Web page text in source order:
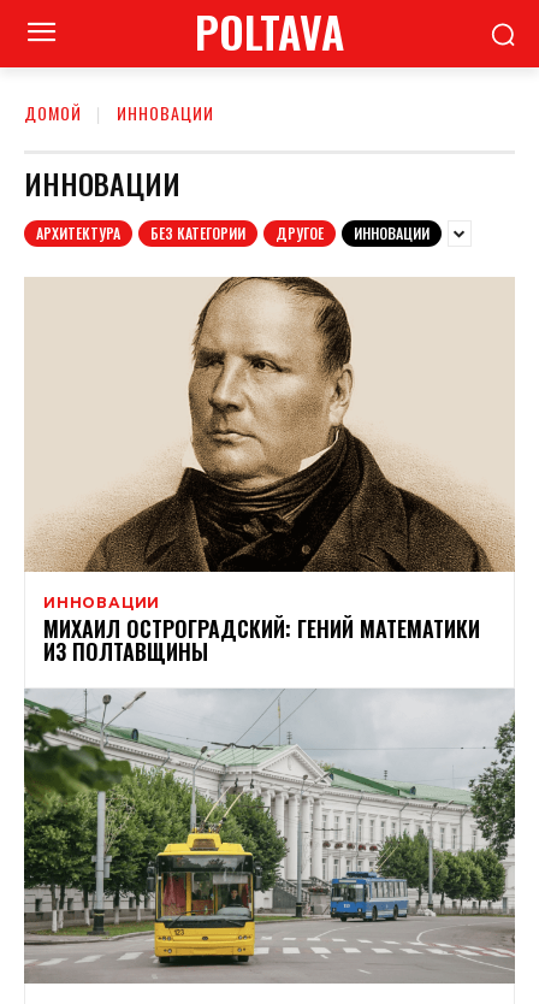
POLTAVA
ДОМОЙ ИННОВАЦИИ
ИННОВАЦИИ
АРХИТЕКТУРА БЕЗ КАТЕГОРИИ ДРУГОЕ ИННОВАЦИИ
ИННОВАЦИИ
МИХАИЛ ОСТРОГРАДСКИЙ: ГЕНИЙ МАТЕМАТИКИ
ИЗ ПОЛТАВЩИНЫ